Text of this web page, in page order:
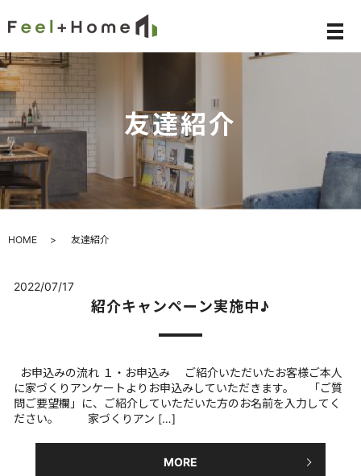
メ
友達紹介
HOME 友達紹介
2022/07/17
紹介キャンペーン実施中♪
お申込みの流れ １・お申込み ご紹介いただいたお客様ご本人
に家づくりアンケートよりお申込みしていただきます。 「ご質
問ご要望欄」に、ご紹介していただいた方のお名前を入力してく
ださい。 家づくりアン […]
MORE